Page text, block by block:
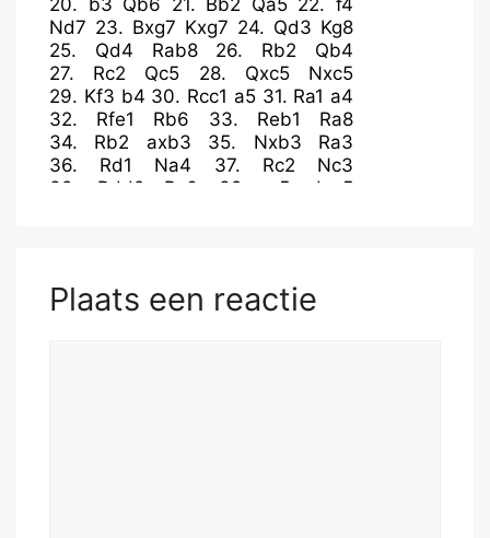
20. b3 Qb6 21. Bb2 Qa5 22.f4
Nd7 23. Bxg7 Kxg7 24. Qd3 Kg8
25. Qd4 Rab8 26. Rb2
Qb4
27. Rc2 Qc5 28. Qxc5
Nxc5
29. Kf3 b4 30. Rcc1 a5 31. Ra1 a4
32. Rfe1 Rb6 33. Reb1
Ra8
34. Rb2 axb3 35. Nxb3
Ra3
36. Rd1 Na4 37. Rc2
Nc3
38. Rdd2 Rc6 39. e5
dxe5
Kf8
49. h4 c5 50.Rb7
Rc4+
Plaats een reactie